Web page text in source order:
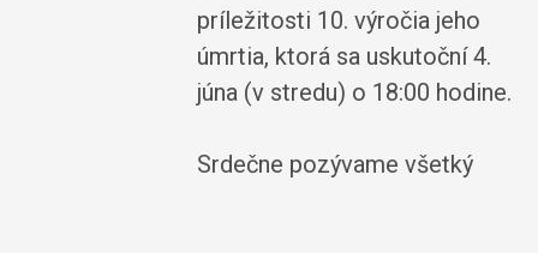
príležitosti 10. výročia jeho
úmrtia, ktorá sa uskutoční 4.
júna (v stredu) o 18:00 hodine.
Srdečne pozývame všetký